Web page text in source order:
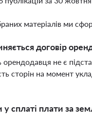
матеріалів ми
договір
орендодавця не є
сторін на момент
у сплаті плати за